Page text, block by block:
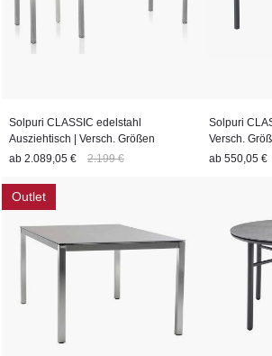
Solpuri CLASSIC edelstahl
Ausziehtisch | Versch. Größen
ab 2.089,05 € 2.199 €
Solpuri
Versch.
ab 550,05 €
Outlet